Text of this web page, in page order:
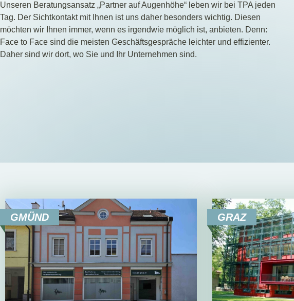
Unseren Beratungsansatz „Partner auf Augenhöhe“ leben wir bei TPA jeden
Tag. Der Sichtkontakt mit Ihnen ist uns daher besonders wichtig. Diesen
möchten wir Ihnen immer, wenn es irgendwie möglich ist, anbieten. Denn:
Face to Face sind die meisten Geschäftsgespräche leichter und effizienter.
Daher sind wir dort, wo Sie und Ihr Unternehmen sind.
GMÜND GRAZ